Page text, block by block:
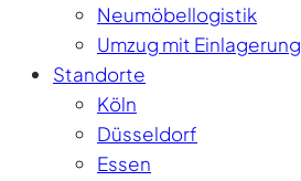
Neumöbellogistik
Umzug mit Einlagerung
Standorte
Köln
Düsseldorf
Essen